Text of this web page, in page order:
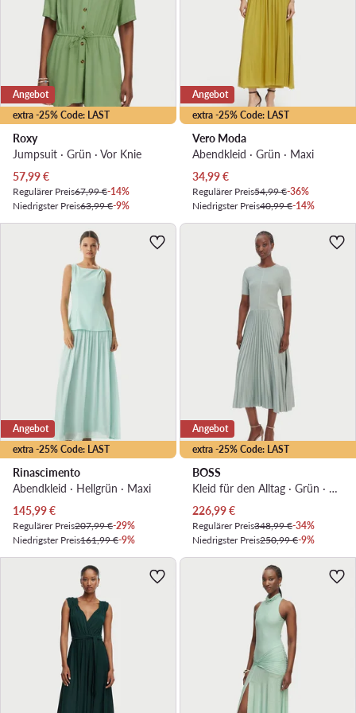
extra -25% Code: LAST
Angebot
Roxy
Jumpsuit · Grün · Vor Knie
Aktueller Preis
57,99€
Regulärer Preis67,99 €-14%
Niedrigster Preis63,99 €-9%
extra -25% Code: LAST
Angebot
Vero Moda
Abendkleid · Grün · Maxi
Aktueller Preis
34,99€
Regulärer Preis54,99 €-36%
Niedrigster Preis40,99 €-14%
extra -25% Code: LAST
Angebot
Rinascimento
Abendkleid · Hellgrün · Maxi
Aktueller Preis
145,99€
Regulärer Preis207,99 €-29%
Niedrigster Preis161,99 €-9%
extra -25% Code: LAST
Angebot
BOSS
Kleid für den Alltag · Grün · Midi
Aktueller Preis
226,99€
Regulärer Preis348,99 €-34%
Niedrigster Preis250,99 €-9%